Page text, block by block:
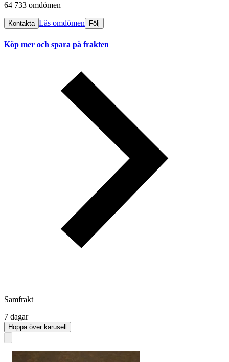
64 733 omdömen
Kontakta Läs omdömen Följ
Köp mer och spara på frakten
Samfrakt
7 dagar
Hoppa över karusell